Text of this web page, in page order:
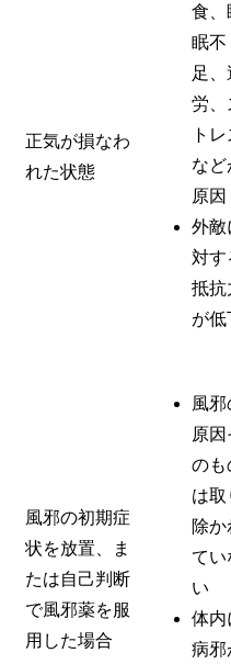
正気が損なわ
れた状態
食、
眠不
足、
労、
トレ
など
原因
外敵
対す
抵抗
が低
風邪の初期症
状を放置、ま
たは自己判断
で風邪薬を服
用した場合
風邪
原因
のも
は取
除か
てい
い
体内
病邪